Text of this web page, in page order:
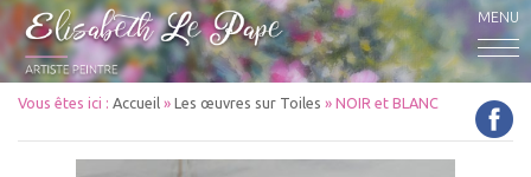
MENU
Vous êtes ici : Accueil » Les œuvres sur Toiles » NOIR et BLANC